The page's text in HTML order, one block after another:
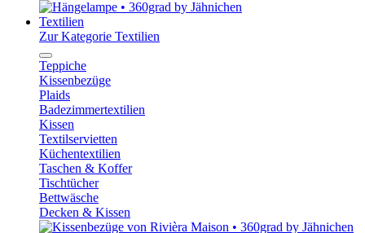
Textilien
Zur Kategorie Textilien
Teppiche
Kissenbezüge
Plaids
Badezimmertextilien
Kissen
Textilservietten
Küchentextilien
Taschen & Koffer
Tischtücher
Bettwäsche
Decken & Kissen